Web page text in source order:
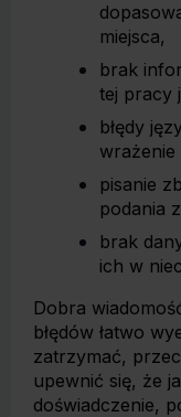
miejsca,
brak
tej pracy
błędy
wrażenie
pisanie
podania
brak
ich w
Dobra
błędów łatwo
zatrzymać,
upewnić się, że
doświadczenie,